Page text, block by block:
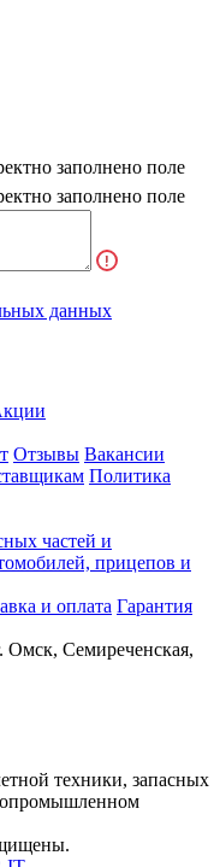
заполнено поле
заполнено поле
данных
Отзывы Вакансии
Политика
частей и
прицепов и
и оплата Гарантия
Омск, Семиреченская,
техники, запасных